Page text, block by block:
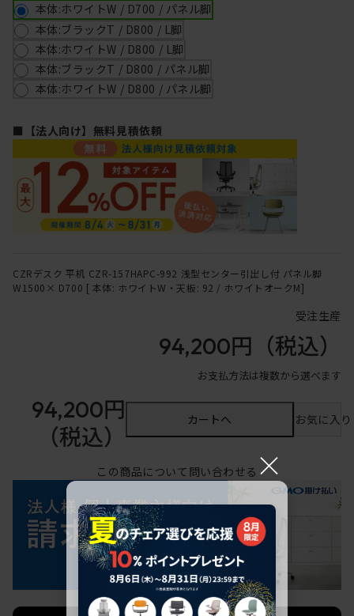
本体:ホワイトW / D700 / パネル脚
本体:ブラックT / D800 / L脚
本体:ホワイトW / D800 / L脚
本体:ブラックT / D800 / パネル脚
本体:ホワイトW / D800 / パネル脚
■【法人向け】無料見積依頼
CZRデスク 平机 CZR-157HAPC-992 浅型センター引出し付 パネル脚
W1500× D700 [ 本体: ホワイトW・天板: 92 / ホワイトオークM]
受注生産
94,200円 （税込）
お支払方法は複数から選べます
94,200円
（税込）
カートへ お気に入
この商品について問い合わせる ×